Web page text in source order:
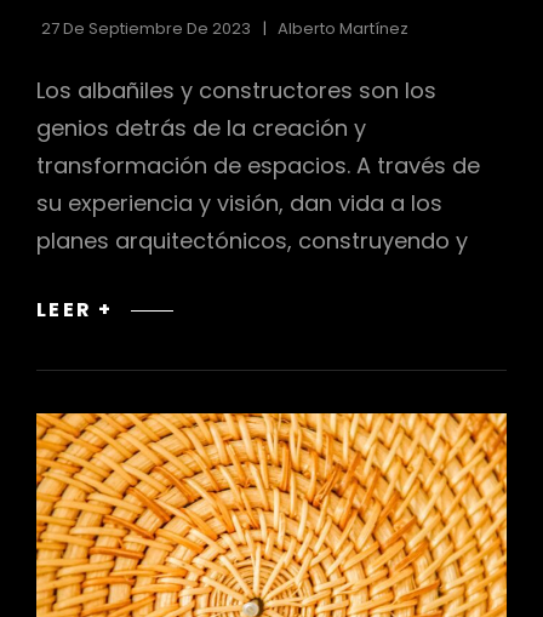
27 De Septiembre De 2023 Alberto Martínez
Los albañiles y constructores son los
genios detrás de la creación y
transformación de espacios. A través de
su experiencia y visión, dan vida a los
planes arquitectónicos, construyendo y
LEER +
ALBAÑILES
CONSTRUCTORES:
DE
ESPACIOS
A
PARTIR
DE
VISIONES